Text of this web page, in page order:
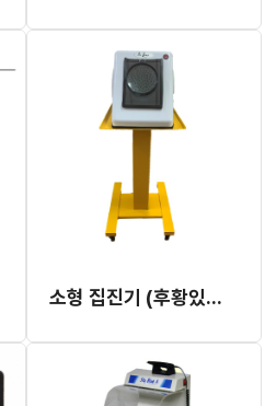
소형 집진기 (후황있음, ABS 재질) + 전용 테이블 세트